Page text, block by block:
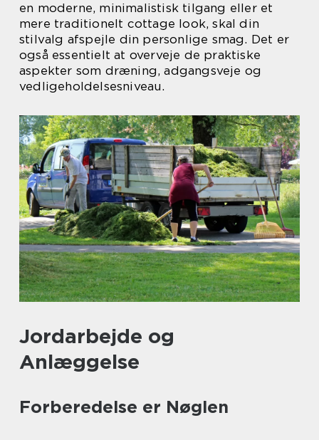
en moderne, minimalistisk tilgang eller et
mere traditionelt cottage look, skal din
stilvalg afspejle din personlige smag. Det er
også essentielt at overveje de praktiske
aspekter som dræning, adgangsveje og
vedligeholdelsesniveau.
Jordarbejde og
Anlæggelse
Forberedelse er Nøglen